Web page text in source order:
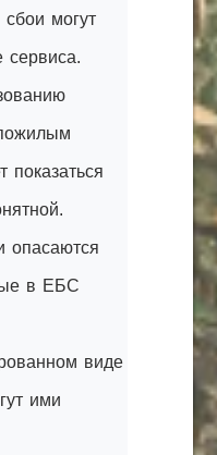
могут
сервиса.
опасаются
в ЕБС
виде
ими